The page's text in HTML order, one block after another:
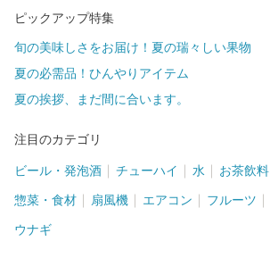
ピックアップ特集
旬の美味しさをお届け！夏の瑞々しい果物
夏の必需品！ひんやりアイテム
夏の挨拶、まだ間に合います。
注目のカテゴリ
ビール・発泡酒 チューハイ 水 お茶飲料
惣菜・食材 扇風機 エアコン フルーツ
ウナギ